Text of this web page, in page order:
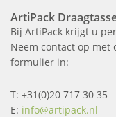
ArtiPack
Bij ArtiPack krijgt u
Neem contact op met
formulier in:
T: +31(0)20 717 30 35
E: info@artipack.nl